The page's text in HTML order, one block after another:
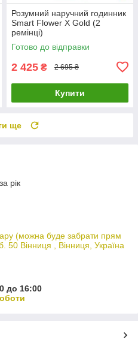
Розумний наручний годинник
Smart Flower X Gold (2
ремінці)
Готово до відправки
2 425 ₴ 2 695 ₴
Купити
ще
рік
(можна буде забрати прям
50 Вінниця , Вінниця, Україна
до 16:00